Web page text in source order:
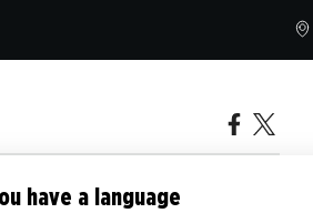
have a language